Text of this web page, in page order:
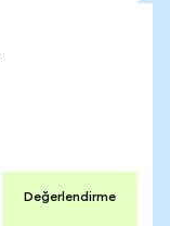
Değerlendirme